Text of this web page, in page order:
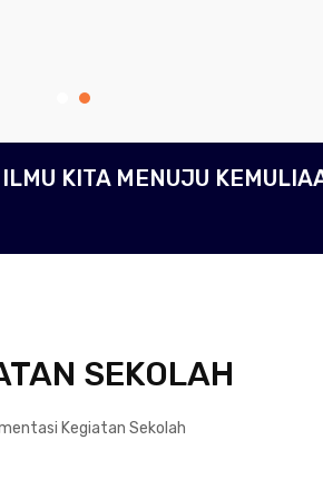
KITA MENUJU
SEKOLAH
Kegiatan Sekolah